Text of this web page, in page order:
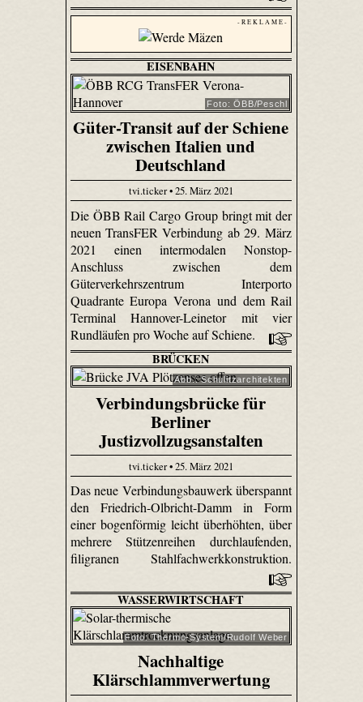
- R E K L A M E -
EISENBAHN
Foto: ÖBB/Peschl
Güter-Transit auf der Schiene
zwischen Italien und
Deutschland
tvi.ticker • 25. März 2021
Die ÖBB Rail Cargo Group bringt mit der
neuen TransFER Verbindung ab 29. März
2021 einen intermodalen Nonstop-
Anschluss zwischen dem
Güterverkehrszentrum Interporto
Quadrante Europa Verona und dem Rail
Terminal Hannover-Leinetor mit vier
Rundläufen pro Woche auf Schiene.
BRÜCKEN
Abb.: Schulitzarchitekten
Verbindungsbrücke für
Berliner
Justizvollzugsanstalten
tvi.ticker • 25. März 2021
Das neue Verbindungsbauwerk überspannt
den Friedrich-Olbricht-Damm in Form
einer bogenförmig leicht überhöhten, über
mehrere Stützenreihen durchlaufenden,
filigranen Stahlfachwerkkonstruktion.
WASSERWIRTSCHAFT
Foto: Thermo-System/Rudolf Weber
Nachhaltige
Klärschlammverwertung